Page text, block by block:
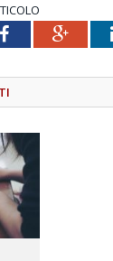
Facebook